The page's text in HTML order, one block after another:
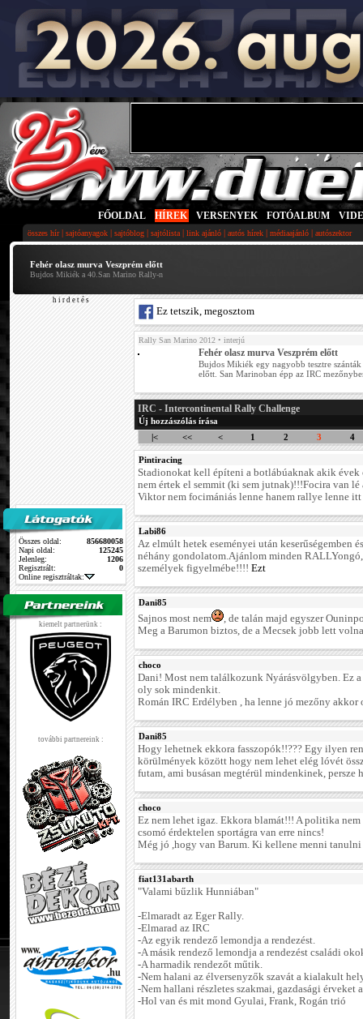
FŐOLDAL HÍREK VERSENYEK FOTÓALBUM
összes hír| sajtóanyagok | sajtóblog | sajtólista | link ajánló | autós hírek | médiaajánló | autószektor
Fehér olasz murva Veszprém előtt
Bujdos Mikiék a 40.San Marino Rally-n
h i r d e t é s
Összes oldal:
856680058
Napi oldal:
125245
Jelenleg:
1206
Regisztrált:
0
Online regisztráltak:
kiemelt partnerünk :
további partnereink :
Ez tetszik, megosztom
Rally San Marino 2012 • interjú
Fehér olasz murva Veszprém előtt
Bujdos Mikiék egy nagyobb tesztre
előtt. San Marinoban épp az IRC
IRC - Intercontinental Rally Challenge
Új hozzászólás írása
|<
<< < 1 2 3 4
Pintiracing
Stadionokat kell építeni a botlábúaknak akik évek
nem értek el semmit (ki sem jutnak)!!!Focira van
Viktor nem focimániás lenne hanem rallye lenne
Labi86
Az elmúlt hetek eseményei után keserűségemben
néhány gondolatom.Ajánlom minden
személyek figyelmébe!!!! Ezt
Dani85
Sajnos most nem
, de talán majd egyszer
Meg a Barumon biztos, de a Mecsek jobb lett
choco
Dani! Most nem találkozunk Nyárásvölgyben. Ez
oly sok mindenkit.
Román IRC Erdélyben , ha lenne jó mezőny akkor
Dani85
Hogy lehetnek ekkora fasszopók!!??? Egy ilyen
körülmények között hogy nem lehet elég lóvét
futam, ami busásan megtérül mindenkinek, persze
choco
Ez nem lehet igaz. Ekkora blamát!!! A politika
csomó érdektelen sportágra van erre nincs!
Még jó ,hogy van Barum. Ki kellene menni
fiat131abarth
"Valami bűzlik Hunniában"
-Elmaradt az Eger Rally.
-Elmarad az IRC
-Az egyik rendező lemondja a rendezést.
-A másik rendező lemondja a rendezést családi
-A harmadik rendezőt műtik.
-Nem halani az élversenyzők szavát a kialakult
-Nem hallani részletes szakmai, gazdasági érveket
-Hol van és mit mond Gyulai, Frank, Rogán trió